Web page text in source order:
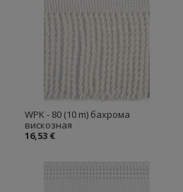
WPK - 80 (10 m) бахрома
вискозная
16,53 €